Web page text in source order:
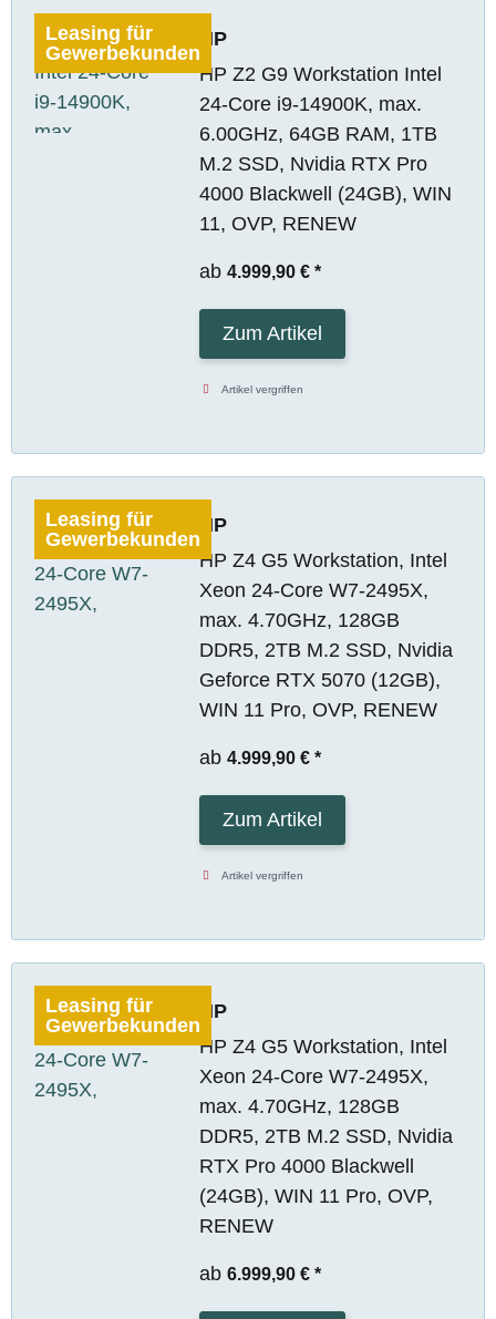
Leasing für
Gewerbekunden
HP
HP Z2 G9 Workstation Intel
24-Core i9-14900K, max.
6.00GHz, 64GB RAM, 1TB
M.2 SSD, Nvidia RTX Pro
4000 Blackwell (24GB), WIN
11, OVP, RENEW
ab 4.999,90 € *
Zum Artikel
Artikel vergriffen
Leasing für
Gewerbekunden
HP
HP Z4 G5 Workstation, Intel
Xeon 24-Core W7-2495X,
max. 4.70GHz, 128GB
DDR5, 2TB M.2 SSD, Nvidia
Geforce RTX 5070 (12GB),
WIN 11 Pro, OVP, RENEW
ab 4.999,90 € *
Zum Artikel
Artikel vergriffen
Leasing für
Gewerbekunden
HP
HP Z4 G5 Workstation, Intel
Xeon 24-Core W7-2495X,
max. 4.70GHz, 128GB
DDR5, 2TB M.2 SSD, Nvidia
RTX Pro 4000 Blackwell
(24GB), WIN 11 Pro, OVP,
RENEW
ab 6.999,90 € *